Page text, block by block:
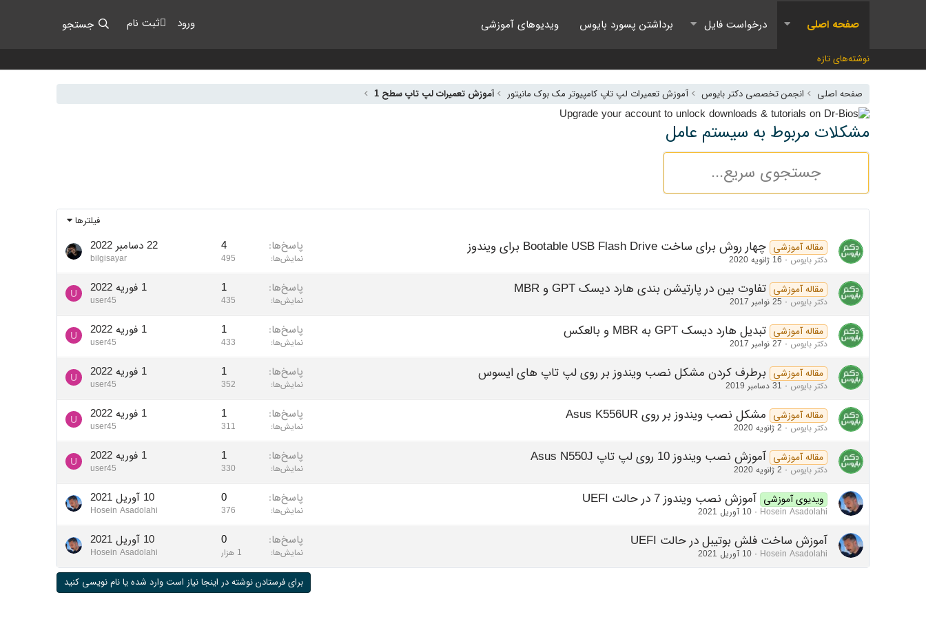
صفحه اصلی درخواست فایل برداشتن پسورد بایوس ویدیوهای آموزشی ورود ثبت نام جستجو
نوشته‌های تازه
صفحه اصلی انجمن تخصصی دکتر بایوس آموزش تعمیرات لپ تاپ کامپیوتر مک بوک مانیتور آموزش تعمیرات لپ تاپ سطح 1
مشکلات مربوط به سیستم عامل
فیلترها
مقاله آموزشی چهار روش برای ساخت Bootable USB Flash Drive برای ویندوز
دکتر بایوس 16 ژانویه 2020
پاسخ‌ها 4
نمایش‌ها 495
22 دسامبر 2022
bilgisayar
مقاله آموزشی تفاوت بین در پارتیشن بندی هارد دیسک GPT و MBR
دکتر بایوس 25 نوامبر 2017
پاسخ‌ها 1
نمایش‌ها 435
1 فوریه 2022
user45
U
مقاله آموزشی تبدیل هارد دیسک GPT به MBR و بالعکس
دکتر بایوس 27 نوامبر 2017
پاسخ‌ها 1
نمایش‌ها 433
1 فوریه 2022
user45
U
مقاله آموزشی برطرف کردن مشکل نصب ویندوز بر روی لپ تاپ های ایسوس
دکتر بایوس 31 دسامبر 2019
پاسخ‌ها 1
نمایش‌ها 352
1 فوریه 2022
user45
U
مقاله آموزشی مشکل نصب ویندوز بر روی Asus K556UR
دکتر بایوس 2 ژانویه 2020
پاسخ‌ها 1
نمایش‌ها 311
1 فوریه 2022
user45
U
مقاله آموزشی آموزش نصب ویندوز 10 روی لپ تاپ Asus N550J
دکتر بایوس 2 ژانویه 2020
پاسخ‌ها 1
نمایش‌ها 330
1 فوریه 2022
user45
U
ویدیوی آموزشی آموزش نصب ویندوز 7 در حالت UEFI
Hosein Asadolahi 10 آوریل 2021
پاسخ‌ها 0
نمایش‌ها 376
10 آوریل 2021
Hosein Asadolahi
آموزش ساخت فلش بوتيبل در حالت UEFI
Hosein Asadolahi 10 آوریل 2021
پاسخ‌ها 0
نمایش‌ها 1 هزار
10 آوریل 2021
Hosein Asadolahi
برای فرستادن نوشته در اینجا نیاز است وارد شده یا نام نویسی کنید